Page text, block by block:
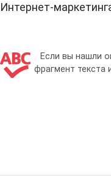
Интернет-
Если вы нашли
фрагмент текста